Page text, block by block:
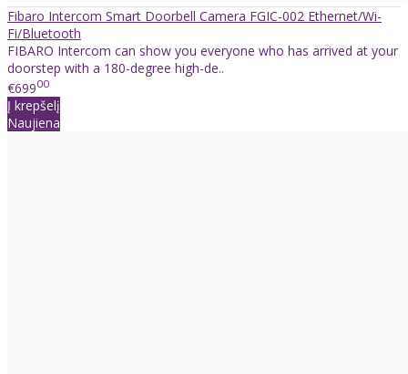
Fibaro Intercom Smart Doorbell Camera FGIC-002 Ethernet/Wi-
Fi/Bluetooth
FIBARO Intercom can show you everyone who has arrived at your
doorstep with a 180-degree high-de..
€69900
Į krepšelį
Naujiena